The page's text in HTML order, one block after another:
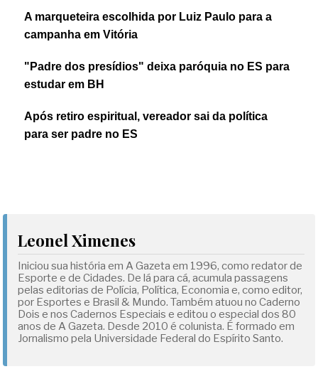
A marqueteira escolhida por Luiz Paulo para a
campanha em Vitória
"Padre dos presídios" deixa paróquia no ES para
estudar em BH
Após retiro espiritual, vereador sai da política
para ser padre no ES
Leonel Ximenes
Iniciou sua história em A Gazeta em 1996, como redator de
Esporte e de Cidades. De lá para cá, acumula passagens
pelas editorias de Polícia, Política, Economia e, como editor,
por Esportes e Brasil & Mundo. Também atuou no Caderno
Dois e nos Cadernos Especiais e editou o especial dos 80
anos de A Gazeta. Desde 2010 é colunista. É formado em
Jornalismo pela Universidade Federal do Espírito Santo.